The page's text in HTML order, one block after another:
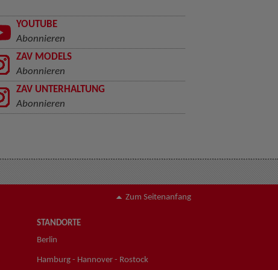
YOUTUBE
Abonnieren
ZAV MODELS
Abonnieren
ZAV UNTERHALTUNG
Abonnieren
Zum Seitenanfang
STANDORTE
Berlin
Hamburg - Hannover - Rostock